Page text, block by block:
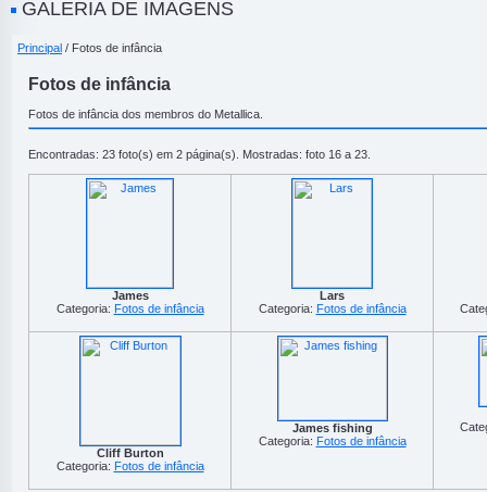
GALERIA DE IMAGENS
Principal / Fotos de infância
Fotos de infância
Fotos de infância dos membros do Metallica.
Encontradas: 23 foto(s) em 2 página(s). Mostradas: foto 16 a 23.
James
Categoria: Fotos de infância
Lars
Categoria: Fotos de infância
Cliff Burton
Categoria: Fotos de infância
James fishing
Categoria: Fotos de infância